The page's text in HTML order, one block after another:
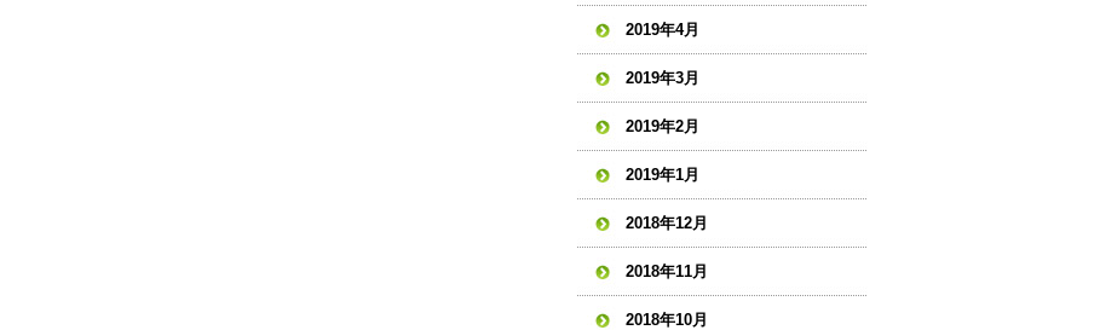
2019年4月
2019年3月
2019年2月
2019年1月
2018年12月
2018年11月
2018年10月